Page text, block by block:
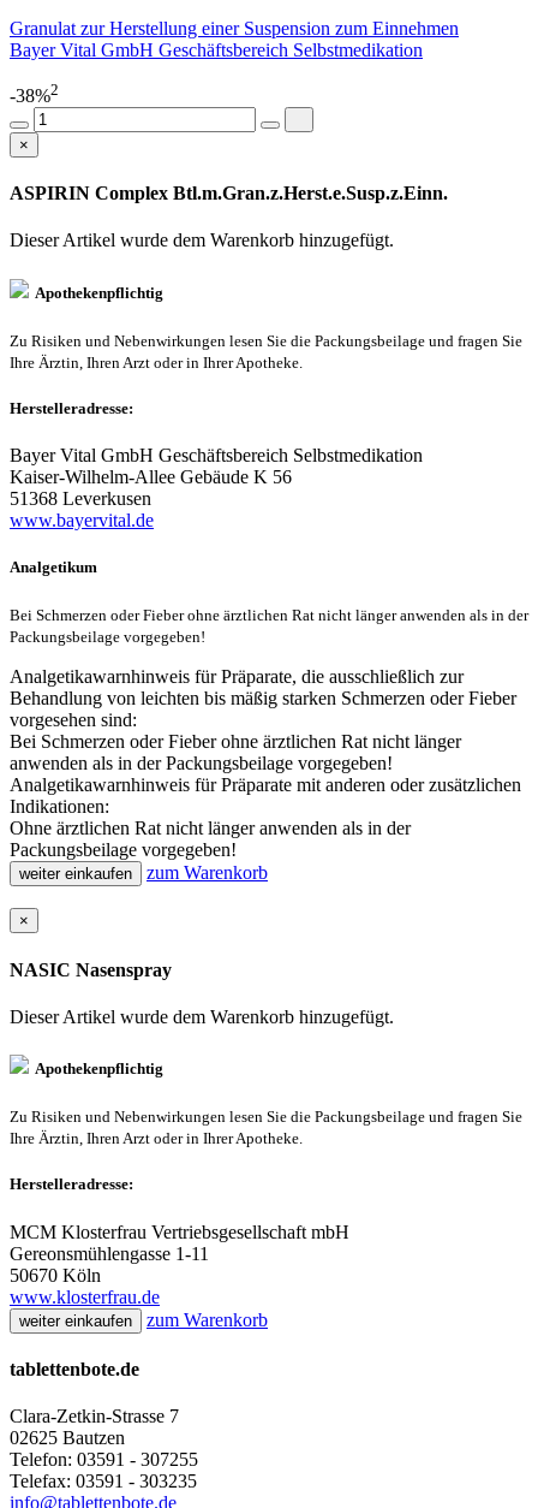
Granulat zur Herstellung einer Suspension zum Einnehmen
Bayer Vital GmbH Geschäftsbereich Selbstmedikation
-38%2
×
ASPIRIN Complex Btl.m.Gran.z.Herst.e.Susp.z.Einn.
Dieser Artikel wurde dem Warenkorb hinzugefügt.
Apothekenpflichtig
Zu Risiken und Nebenwirkungen lesen Sie die Packungsbeilage und fragen Sie
Ihre Ärztin, Ihren Arzt oder in Ihrer Apotheke.
Herstelleradresse:
Bayer Vital GmbH Geschäftsbereich Selbstmedikation
Kaiser-Wilhelm-Allee Gebäude K 56
51368 Leverkusen
www.bayervital.de
Analgetikum
Bei Schmerzen oder Fieber ohne ärztlichen Rat nicht länger anwenden als in der
Packungsbeilage vorgegeben!
Analgetikawarnhinweis für Präparate, die ausschließlich zur
Behandlung von leichten bis mäßig starken Schmerzen oder Fieber
vorgesehen sind:
Bei Schmerzen oder Fieber ohne ärztlichen Rat nicht länger
anwenden als in der Packungsbeilage vorgegeben!
Analgetikawarnhinweis für Präparate mit anderen oder zusätzlichen
Indikationen:
Ohne ärztlichen Rat nicht länger anwenden als in der
Packungsbeilage vorgegeben!
weiter einkaufen zum Warenkorb
×
NASIC Nasenspray
Dieser Artikel wurde dem Warenkorb hinzugefügt.
Apothekenpflichtig
Zu Risiken und Nebenwirkungen lesen Sie die Packungsbeilage und fragen Sie
Ihre Ärztin, Ihren Arzt oder in Ihrer Apotheke.
Herstelleradresse:
MCM Klosterfrau Vertriebsgesellschaft mbH
Gereonsmühlengasse 1-11
50670 Köln
www.klosterfrau.de
weiter einkaufen zum Warenkorb
tablettenbote.de
Clara-Zetkin-Strasse 7
02625 Bautzen
Telefon: 03591 - 307255
Telefax: 03591 - 303235
info@tablettenbote.de